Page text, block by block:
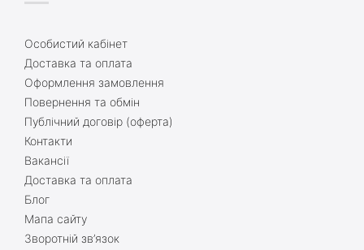
Особистий кабінет
Доставка та оплата
Оформлення замовлення
Повернення та обмін
Публічний договір (оферта)
Контакти
Вакансії
Доставка та оплата
Блог
Мапа сайту
Зворотній зв’язок